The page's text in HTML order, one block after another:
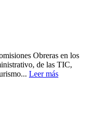
Obreras en los
de las TIC,
Leer más